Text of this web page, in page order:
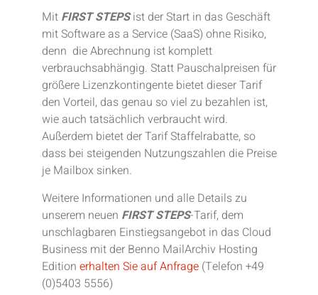
Mit FIRST STEPSist der Start in das Geschäft
mit Software as a Service (SaaS) ohne Risiko,
denn die Abrechnung ist komplett
verbrauchsabhängig. Statt Pauschalpreisen für
größere Lizenzkontingente bietet dieser Tarif
den Vorteil, das genau so viel zu bezahlen ist,
wie auch tatsächlich verbraucht wird.
Außerdem bietet der Tarif Staffelrabatte, so
dass bei steigenden Nutzungszahlen die Preise
je Mailbox sinken.
Weitere Informationen und alle Details zu
unserem neuen FIRST STEPS-Tarif, dem
unschlagbaren Einstiegsangebot in das Cloud
Business mit der Benno MailArchiv Hosting
Edition erhalten Sie auf Anfrage (Telefon +49
(0)5403 5556)